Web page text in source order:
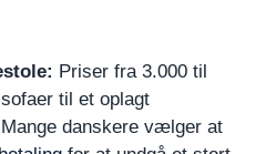
Priser fra 3.000 til
til et oplagt
danskere vælger at